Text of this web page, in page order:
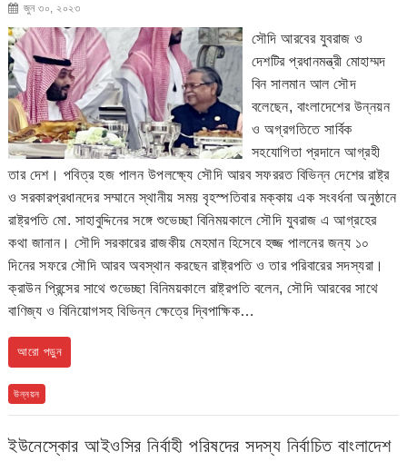
জুন ৩০, ২০২৩
সৌদি আরবের যুবরাজ ও
দেশটির প্রধানমন্ত্রী মোহাম্মদ
বিন সালমান আল সৌদ
বলেছেন, বাংলাদেশের উন্নয়ন
ও অগ্রগতিতে সার্বিক
সহযোগিতা প্রদানে আগ্রহী
তার দেশ। পবিত্র হজ পালন উপলক্ষ্যে সৌদি আরব সফররত বিভিন্ন দেশের রাষ্ট্র
ও সরকারপ্রধানদের সম্মানে স্থানীয় সময় বৃহস্পতিবার মক্কায় এক সংবর্ধনা অনুষ্ঠানে
রাষ্ট্রপতি মো. সাহাবুদ্দিনের সঙ্গে শুভেচ্ছা বিনিময়কালে সৌদি যুবরাজ এ আগ্রহের
কথা জানান। সৌদি সরকারের রাজকীয় মেহমান হিসেবে হজ্জ পালনের জন্য ১০
দিনের সফরে সৌদি আরব অবস্থান করছেন রাষ্ট্রপতি ও তার পরিবারের সদস্যরা।
ক্রাউন প্রিন্সের সাথে শুভেচ্ছা বিনিময়কালে রাষ্ট্রপতি বলেন, সৌদি আরবের সাথে
বাণিজ্য ও বিনিয়োগসহ বিভিন্ন ক্ষেত্রে দ্বিপাক্ষিক…
আরো পড়ুন
উন্নয়ন
ইউনেস্কোর আইওসির নির্বাহী পরিষদের সদস্য নির্বাচিত বাংলাদেশ